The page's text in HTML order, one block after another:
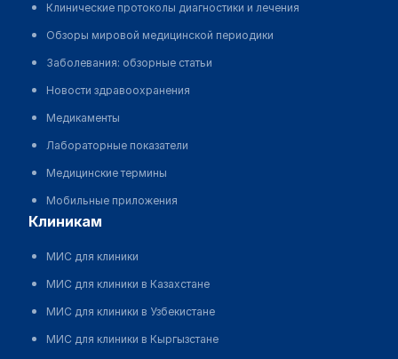
Клинические протоколы диагностики и лечения
Обзоры мировой медицинской периодики
Заболевания: обзорные статьи
Новости здравоохранения
Медикаменты
Лабораторные показатели
Медицинские термины
Мобильные приложения
клиникам
МИС для клиники
МИС для клиники в Казахстане
МИС для клиники в Узбекистане
МИС для клиники в Кыргызстане